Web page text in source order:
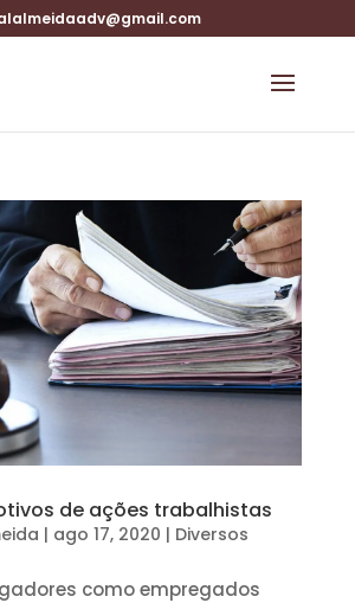
de ações trabalhistas
| ago 17, 2020 | Diversos
como empregados